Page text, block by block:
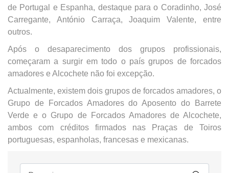
de Portugal e Espanha, destaque para o Coradinho, José
Carregante, António Carraça, Joaquim Valente, entre
outros.
Após o desaparecimento dos grupos profissionais,
começaram a surgir em todo o país grupos de forcados
amadores e Alcochete não foi excepção.
Actualmente, existem dois grupos de forcados amadores, o
Grupo de Forcados Amadores do Aposento do Barrete
Verde e o Grupo de Forcados Amadores de Alcochete,
ambos com créditos firmados nas Praças de Toiros
portuguesas, espanholas, francesas e mexicanas.